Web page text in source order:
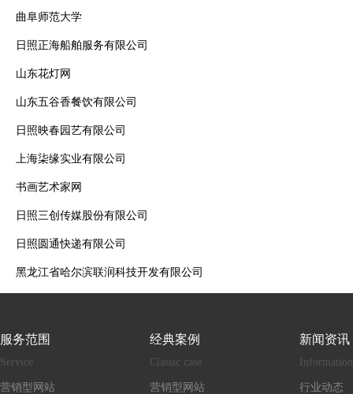
曲阜师范大学
日照正海船舶服务有限公司
山东花灯网
山东五谷香餐饮有限公司
日照映春园艺有限公司
上海柒缘实业有限公司
书画艺术家网
日照三创传媒股份有限公司
日照圆通快递有限公司
黑龙江省哈尔滨联润科技开发有限公司
服务范围
Service
营销型网站
经典案例
Classic case
营销型网站
新闻资讯
Information
行业动态